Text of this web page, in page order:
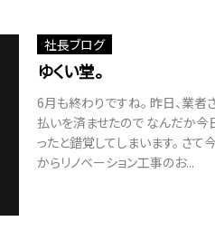
社長ブログ
ゆくい堂。
6月も終わりですね。 昨日、業者
払いを済ませたので なんだか今
ったと錯覚してしまいます。 さて
からリノベーション工事のお...